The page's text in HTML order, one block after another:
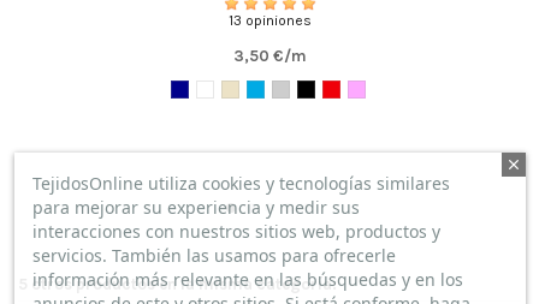
13 opiniones
3,50 €/m
5 otros productos en la misma categoría:
TejidosOnline utiliza cookies y tecnologías similares
para mejorar su experiencia y medir sus
interacciones con nuestros sitios web, productos y
servicios. También las usamos para ofrecerle
información más relevante en las búsquedas y en los